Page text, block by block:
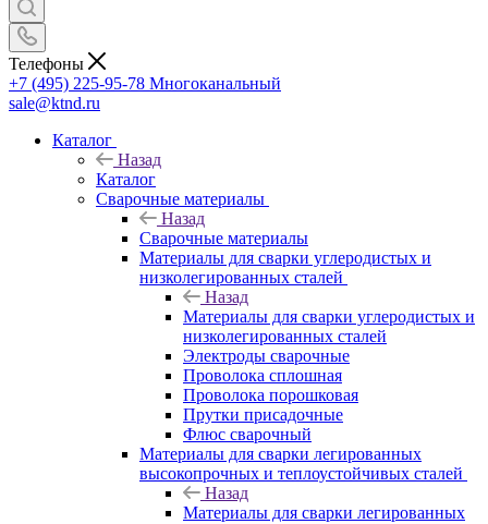
Телефоны
+7 (495) 225-95-78 Многоканальный
sale@ktnd.ru
Каталог
Назад
Каталог
Сварочные материалы
Назад
Сварочные материалы
Материалы для сварки углеродистых и
низколегированных сталей
Назад
Материалы для сварки углеродистых и
низколегированных сталей
Электроды сварочные
Проволока сплошная
Проволока порошковая
Прутки присадочные
Флюс сварочный
Материалы для сварки легированных
высокопрочных и теплоустойчивых сталей
Назад
Материалы для сварки легированных